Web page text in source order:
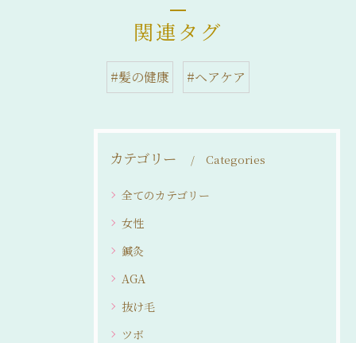
関連タグ
#髪の健康 #ヘアケア
カテゴリー Categories
全てのカテゴリー
女性
鍼灸
AGA
抜け毛
ツボ